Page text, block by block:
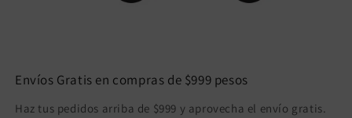
Envíos Gratis en compras de $999 pesos
Haz tus pedidos arriba de $999 y aprovecha el envío gratis.